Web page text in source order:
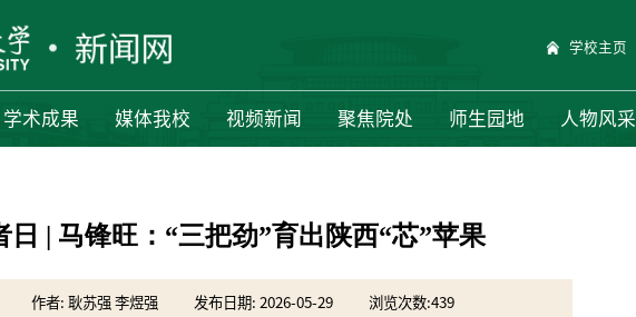
学校主页
学术成果 媒体我校 视频新闻 聚焦院处 师生园地 人物风采
日 | 马锋旺：“三把劲”育出陕西“芯”苹果
作者: 耿苏强 李煜强 发布日期: 2026-05-29 浏览次数:439